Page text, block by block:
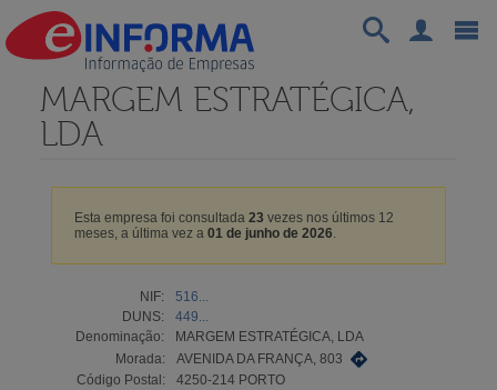
MARGEM ESTRATÉGICA,
LDA
Esta empresa foi consultada 23 vezes nos últimos 12
meses, a última vez a 01 de junho de 2026.
NIF:
516...
DUNS:
449...
Denominação:
MARGEM ESTRATÉGICA, LDA
Morada:
AVENIDA DA FRANÇA, 803
Código Postal:
4250-214 PORTO